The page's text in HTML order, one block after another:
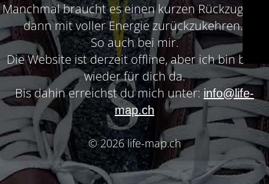
Manchmal braucht es einen kurzen Rückzug, um
dann mit voller Energie zurückzukehren.
So auch bei mir.
Die Website ist derzeit offline, aber ich bin bald
wieder für dich da.
Bis dahin erreichst du mich unter: info@life-
map.ch
© 2026 life-map.ch